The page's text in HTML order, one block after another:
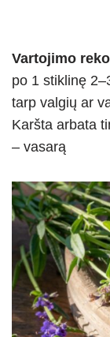
Vartojimo
po 1 stiklinę
tarp valgių ar
Karšta arbata
– vasarą